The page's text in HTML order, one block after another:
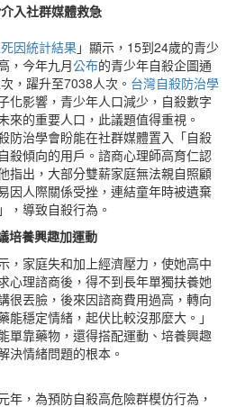
入社群媒體救急
因統計結果」顯示，15到24歲的青少
，今年九月公布的青少年自殺企圖通
，躍升至7038人次。 台灣自殺防治學
化影響，青少年人口減少，自殺數字
來的重要人口，此議題值得重視。
防治學會盼能在社群媒體置入「自殺
殺傾向的用戶。諮商心理師高育仁認
指出，大部分雙薪家庭無法親自照顧
因人際關係受挫，連結童年時被遺棄
，導致自殺行為。
培養興趣加運動
，家庭失和加上經濟壓力，使她高中
心理諮商後，得不到長年單獨扶養她
很丟臉，後來因諮商費用過高，轉向
穩定情緒，起伏比較沒那麼大。」
單靠藥物，還得搭配運動、培養興趣
決情緒問題的根本。
年，為預防自殺高危險群模仿行為，